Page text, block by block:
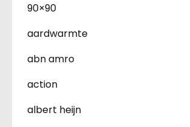
90×90
aardwarmte
abn amro
action
albert heijn